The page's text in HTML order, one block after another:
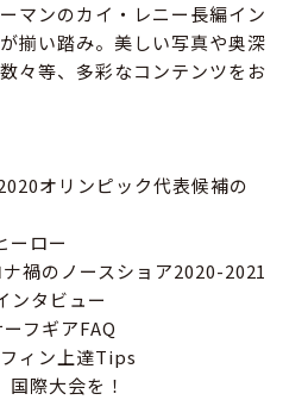
マンのカイ・レニー長編イン
揃い踏み。美しい写真や奥深
々等、多彩なコンテンツをお
オリンピック代表候補の
ロー
のノースショア2020-2021
ンタビュー
フギアFAQ
ィン上達Tips
際大会を！